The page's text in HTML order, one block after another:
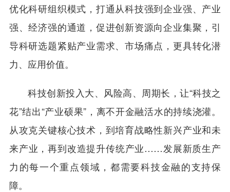
优化科研组织模式，打通从科技强到企业强、产业
强、经济强的通道，促进创新资源向企业集聚，引
导科研选题紧贴产业需求、市场痛点，更具转化潜
力、应用价值。
科技创新投入大、风险高、周期长，让“科技之
花”结出“产业硕果”，离不开金融活水的持续浇灌。
从攻克关键核心技术，到培育战略性新兴产业和未
来产业，再到改造提升传统产业……发展新质生产
力的每一个重点领域，都需要科技金融的支持保
障。